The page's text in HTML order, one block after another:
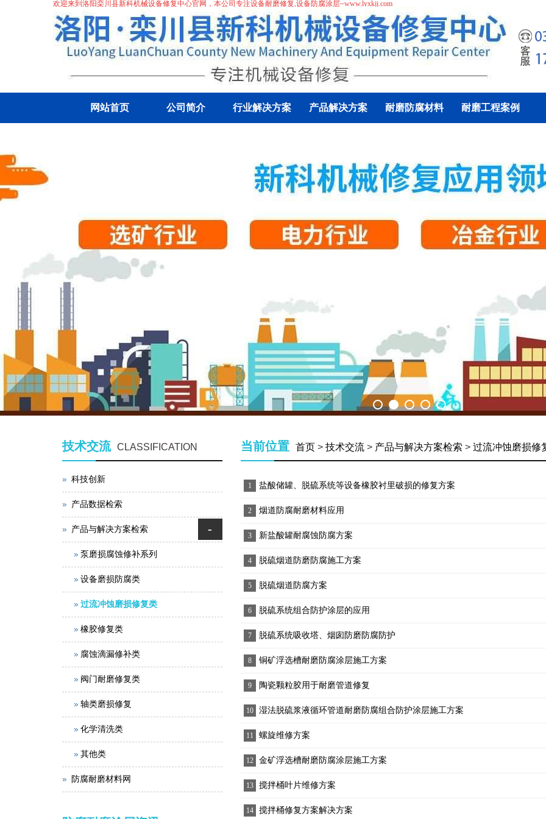
欢迎来到洛阳栾川县新科机械设备修复中心官网，本公司专注设备耐磨修复,设备防腐涂层~www.lyxkjj.com
网站首页 公司简介 行业解决方案 产品解决方案 耐磨防腐材料 耐磨工程案例
当前位置 首页> 技术交流> 产品与解决方案检索 > 过流冲蚀磨损修
1 盐酸储罐、脱硫系统等设备橡胶衬里破损的修复方案
2 烟道防腐耐磨材料应用
3 新盐酸罐耐腐蚀防腐方案
4 脱硫烟道防磨防腐施工方案
5 脱硫烟道防腐方案
6 脱硫系统组合防护涂层的应用
7 脱硫系统吸收塔、烟囱防磨防腐防护
8 铜矿浮选槽耐磨防腐涂层施工方案
9 陶瓷颗粒胶用于耐磨管道修复
10 湿法脱硫浆液循环管道耐磨防腐组合防护涂层施工方案
11 螺旋维修方案
12 金矿浮选槽耐磨防腐涂层施工方案
13 搅拌桶叶片维修方案
14 搅拌桶修复方案解决方案
技术交流 CLASSIFICATION
科技创新
产品数据检索
产品与解决方案检索 -
泵磨损腐蚀修补系列
设备磨损防腐类
过流冲蚀磨损修复类
橡胶修复类
腐蚀滴漏修补类
阀门耐磨修复类
轴类磨损修复
化学清洗类
其他类
防腐耐磨材料网